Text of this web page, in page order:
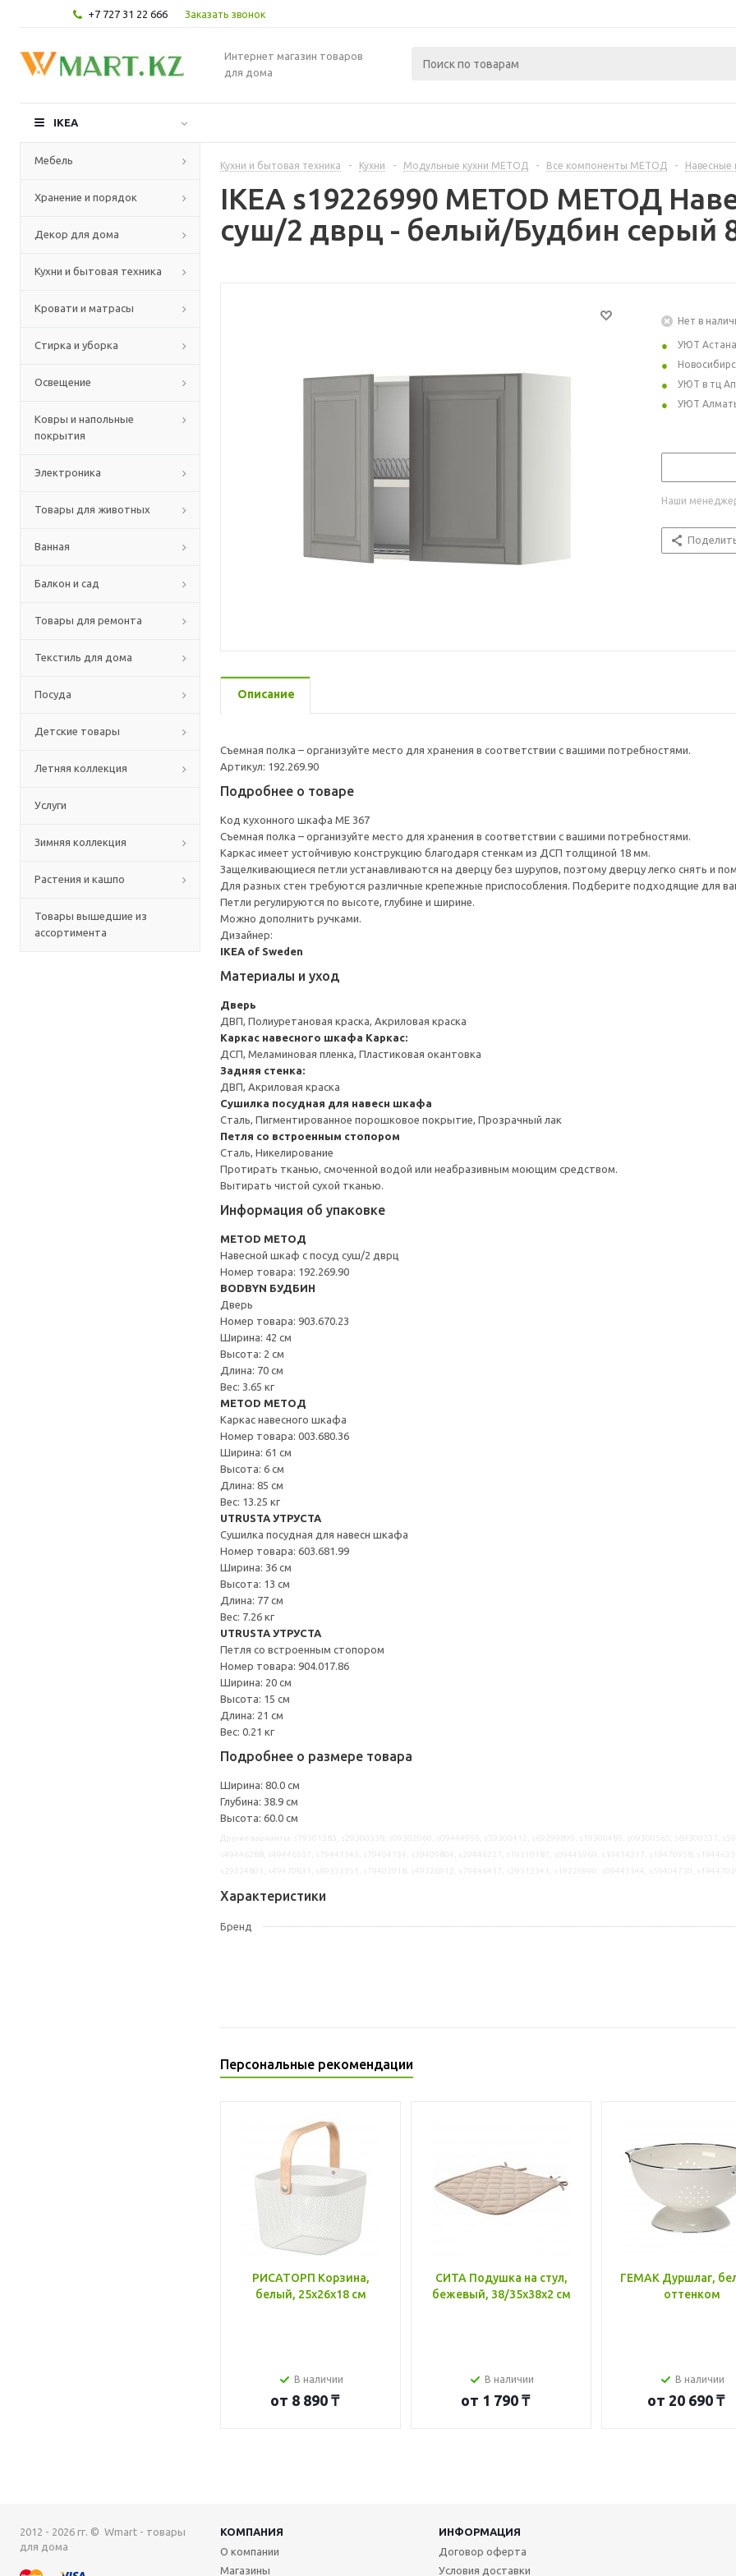
+7 727 31 22 666 Заказать звонок
Интернет магазин товаров
для дома
IKEA
Мебель
Хранение и порядок
Декор для дома
Кухни и бытовая техника
Кровати и матрасы
Стирка и уборка
Освещение
Ковры и напольные
покрытия
Электроника
Товары для животных
Ванная
Балкон и сад
Товары для ремонта
Текстиль для дома
Посуда
Детские товары
Летняя коллекция
Услуги
Зимняя коллекция
Растения и кашпо
Товары вышедшие из
ассортимента
Кухни и бытовая техника - Кухни - Модульные кухни МЕТОД - Все компоненты МЕТОД -
IKEA s19226990 METOD МЕТОД
суш/2 дврц - белый/Будбин серый
Нет в
УЮТ Астана
УЮТ в тц
УЮТ
Наши
Описание
Съемная полка – организуйте место для хранения в соответствии с вашими потребностями.
Артикул: 192.269.90
Подробнее о товаре
Код кухонного шкафа ME 367
Съемная полка – организуйте место для хранения в соответствии с вашими потребностями.
Каркас имеет устойчивую конструкцию благодаря стенкам из ДСП толщиной 18 мм.
Защелкивающиеся петли устанавливаются на дверцу без шурупов, поэтому дверцу легко снять и
Для разных стен требуются различные крепежные приспособления. Подберите подходящие для
Петли регулируются по высоте, глубине и ширине.
Можно дополнить ручками.
Дизайнер:
IKEA of Sweden
Материалы и уход
Дверь
ДВП, Полиуретановая краска, Акриловая краска
Каркас навесного шкафа Каркас:
ДСП, Меламиновая пленка, Пластиковая окантовка
Задняя стенка:
ДВП, Акриловая краска
Сушилка посудная для навесн шкафа
Сталь, Пигментированное порошковое покрытие, Прозрачный лак
Петля со встроенным стопором
Сталь, Никелирование
Протирать тканью, смоченной водой или неабразивным моющим средством.
Вытирать чистой сухой тканью.
Информация об упаковке
METOD МЕТОД
Навесной шкаф с посуд суш/2 дврц
Номер товара: 192.269.90
BODBYN БУДБИН
Дверь
Номер товара: 903.670.23
Ширина: 42 см
Высота: 2 см
Длина: 70 см
Вес: 3.65 кг
METOD МЕТОД
Каркас навесного шкафа
Номер товара: 003.680.36
Ширина: 61 см
Высота: 6 см
Длина: 85 см
Вес: 13.25 кг
UTRUSTA УТРУСТА
Сушилка посудная для навесн шкафа
Номер товара: 603.681.99
Ширина: 36 см
Высота: 13 см
Длина: 77 см
Вес: 7.26 кг
UTRUSTA УТРУСТА
Петля со встроенным стопором
Номер товара: 904.017.86
Ширина: 20 см
Высота: 15 см
Длина: 21 см
Вес: 0.21 кг
Подробнее о размере товара
Ширина: 80.0 см
Глубина: 38.9 см
Высота: 60.0 см
Характеристики
Бренд
Персональные рекомендации
РИСАТОРП Корзина,
белый, 25x26x18 см
В наличии
от 8 890 ₸
СИТА Подушка на стул,
бежевый, 38/35x38x2 см
В наличии
от 1 790 ₸
ГЕМАК Дуршлаг,
оттенком
В наличии
от 20 690 ₸
2012 - 2026 гг. © Wmart - товары
для дома
КОМПАНИЯ
ИНФОРМАЦИЯ
О компании
Магазины
Договор оферта
Условия доставки